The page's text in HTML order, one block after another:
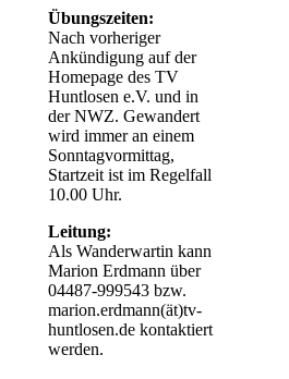
Übungszeiten:
Nach vorheriger
Ankündigung auf der
Homepage des TV
Huntlosen e.V. und in
der NWZ. Gewandert
wird immer an einem
Sonntagvormittag,
Startzeit ist im Regelfall
10.00 Uhr.
Leitung:
Als Wanderwartin kann
Marion Erdmann über
04487-999543 bzw.
marion.erdmann(ät)tv-
huntlosen.de kontaktiert
werden.